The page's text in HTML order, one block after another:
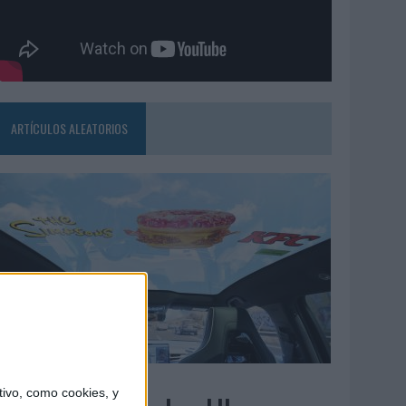
como cookies, y
ARTÍCULOS ALEATORIOS